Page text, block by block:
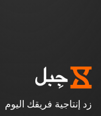
زد إنتاجية فريقك اليوم